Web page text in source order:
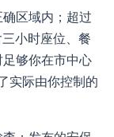
区域内；超过
小时座位、餐
够你在市中心
实际由你控制的